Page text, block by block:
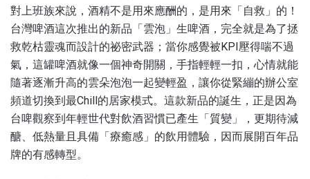
對上班族來說，酒精不是用來應酬的，是用來「自救」的！
台灣啤酒這次推出的新品「雲泡」生啤酒，完全就是為了拯
救乾枯靈魂而設計的祕密武器；當你感覺被KPI壓得喘不過
氣，這罐啤酒就像一個神奇開關，手指輕輕一扣，心情就能
隨著逐漸升高的雲朵泡泡一起變輕盈，讓你從緊繃的辦公室
頻道切換到最Chill的居家模式。這款新品的誕生，正是因為
台啤觀察到年輕世代對飲酒習慣已產生「質變」，更期待減
醣、低熱量且具備「療癒感」的飲用體驗，因而展開百年品
牌的有感轉型。